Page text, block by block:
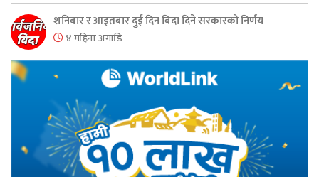
शनिबार र आइतबार दुई दिन बिदा दिने सरकारको निर्णय
४ महिना अगाडि